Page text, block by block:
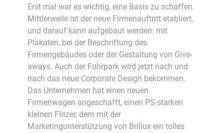
Erst mal war es wichtig, eine Basis zu schaffen.
Mittlerweile ist der neue Firmenauftritt etabliert,
und darauf kann aufgebaut werden: mit
Plakaten, bei der Beschriftung des
Firmengebäudes oder der Gestaltung von Give-
aways. Auch der Fuhrpark wird jetzt nach und
nach das neue Corporate Design bekommen.
Das Unternehmen hat einen neuen
Firmenwagen angeschafft, einen PS-starken
kleinen Flitzer, dem mit der
Marketingunterstützung von Brillux ein tolles